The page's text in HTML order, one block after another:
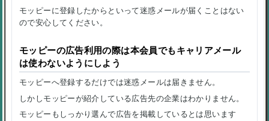
モッピーに登録したからといって迷惑メールが届くことはない
ので安心してください。
モッピーの広告利用の際は本会員でもキャリアメール
は使わないようにしよう
モッピーへ登録するだけでは迷惑メールは届きません。
しかしモッピーが紹介している広告先の企業はわかりません。
モッピーもしっかり選んで広告を掲載しているとは思います